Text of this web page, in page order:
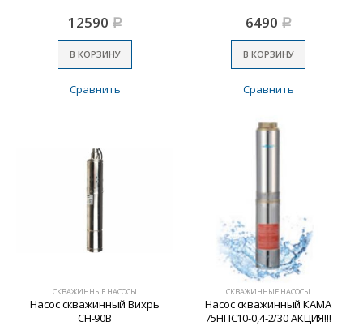
12590 Р
В КОРЗИНУ
Сравнить
6490 Р
В КОРЗИНУ
Сравнить
СКВАЖИННЫЕ НАСОСЫ
Насос скважинный Вихрь
СН-90B
СКВАЖИННЫЕ НАСОСЫ
Насос скважинный КАМА
75НПС10-0,4-2/30 АКЦИЯ!!!